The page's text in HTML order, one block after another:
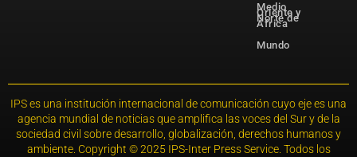
Medio
Oriente y
Norte de
África
Mundo
IPS es una institución internacional de comunicación cuyo eje es una
agencia mundial de noticias que amplifica las voces del Sur y de la
sociedad civil sobre desarrollo, globalización, derechos humanos y
ambiente. Copyright © 2025 IPS-Inter Press Service. Todos los